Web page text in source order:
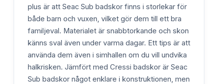
plus är att Seac Sub badskor finns i storlekar för
både barn och vuxen, vilket gör dem till ett bra
familjeval. Materialet är snabbtorkande och skon
känns sval även under varma dagar. Ett tips är att
använda dem även i simhallen om du vill undvika
halkrisken. Jämfört med Cressi badskor är Seac
Sub badskor något enklare i konstruktionen, men